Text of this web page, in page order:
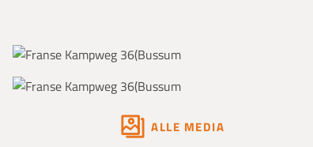
ALLE MEDIA